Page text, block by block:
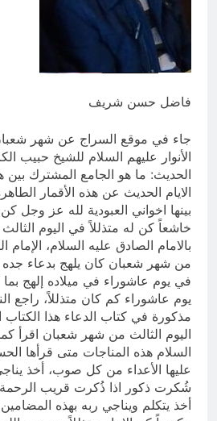
ازمة العلم
الوطنية عند
الوطنية بالعلم
الأغلبية (لا ترفع
فاضل حسن شريف
جاء في موقع السراج عن شهر شعبان
الأنوار عليهم السلام للشيخ حبيب
الحدیث: ما هو الجامع المشترك بين
الایام الحدیث عن هذه الأقمار
بینها اخواني العبودیة لله عز وجل
خاشعاً كن له متذللاً في اليوم
بالامام الصادق علیه السلام، الإمام
من شهر شعبان كان یلهج بدعاء جده
في یوم عاشوراء في میلاده إلهج
یوم عاشوراء كم كان متذللاً، راجع
مذكورة في كتاب الدعاء هذا
الیوم الثالث من شهر شعبان اقرأ
السلام هذه المناجات متی قرأها
علیها الأعداء من كل صوب، أخذ
شُكرت ذكور اذا ذُكرت قریب الرحمة
أخذ یتكلم ویناجي ربه بهذه